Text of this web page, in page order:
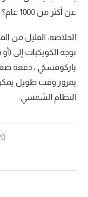
عن أكثر من 1000 عام؟ أو 100000؟ أم مليار؟
الخلاصة: القليل من
توجه الكويكبات إلى
ياركوفسكي ، دفعة
بمرور وقت طويل
النظام الشمسي.